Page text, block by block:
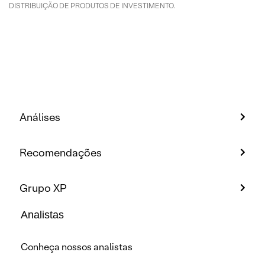
DISTRIBUIÇÃO DE PRODUTOS DE INVESTIMENTO.
Análises
Recomendações
Grupo XP
Analistas
Conheça nossos analistas